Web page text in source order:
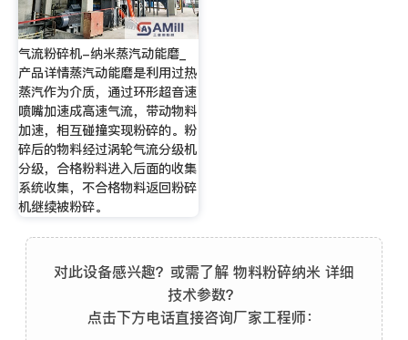
气流粉碎机-纳米蒸汽动能磨_
产品详情蒸汽动能磨是利用过热
蒸汽作为介质，通过环形超音速
喷嘴加速成高速气流，带动物料
加速，相互碰撞实现粉碎的。粉
碎后的物料经过涡轮气流分级机
分级，合格粉料进入后面的收集
系统收集，不合格物料返回粉碎
机继续被粉碎。
对此设备感兴趣？或需了解 物料粉碎纳米 详细
技术参数？
点击下方电话直接咨询厂家工程师：